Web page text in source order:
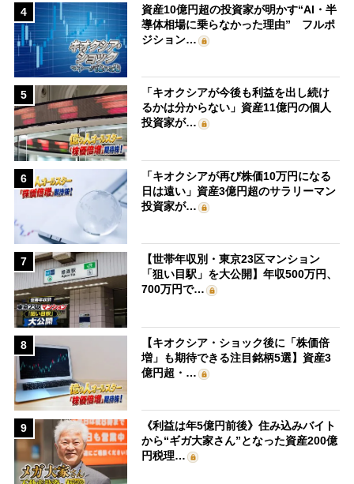
4
資産10億円超の投資家が明かす“AI・半
導体相場に乗らなかった理由” フルポ
ジション…
5
「キオクシアが今後も利益を出し続け
るかは分からない」資産11億円の個人
投資家が…
6
「キオクシアが再び株価10万円になる
日は遠い」資産3億円超のサラリーマン
投資家が…
7
【世帯年収別・東京23区マンション
「狙い目駅」を大公開】年収500万円、
700万円で…
8
【キオクシア・ショック後に「株価倍
増」も期待できる注目銘柄5選】資産3
億円超・…
9
《利益は年5億円前後》住み込みバイト
から“ギガ大家さん”となった資産200億
円税理…